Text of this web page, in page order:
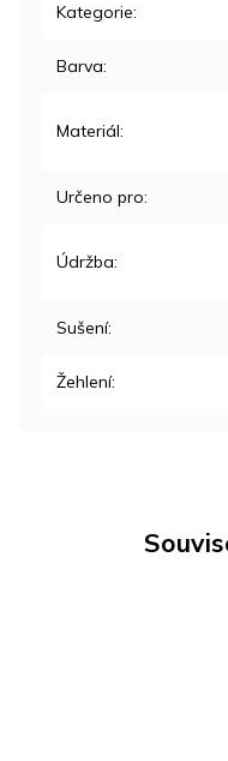
Kategorie:
Barva:
Materiál:
Určeno pro:
Údržba:
Sušení:
Žehlení: